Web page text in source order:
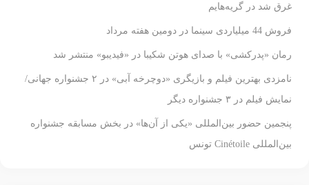
غرق شد در گریه‌هایم
فروش 44 میلیاردی سینما در دومین هفته مرداد
رمان «پدرکشی» با صدای هوتن شکیبا در «فیدیبو» منتشر شد
نامزدی بهترین فیلم و بازیگری «دوچرخه آبی» در ۲ جشنواره جهانی/
نمایش فیلم در ۳ جشنواره دیگر
پنجمین حضور بین‌المللی «یکی از آن‌ها» در بخش مسابقه جشنواره
بین‌المللی Cinétoile تونس